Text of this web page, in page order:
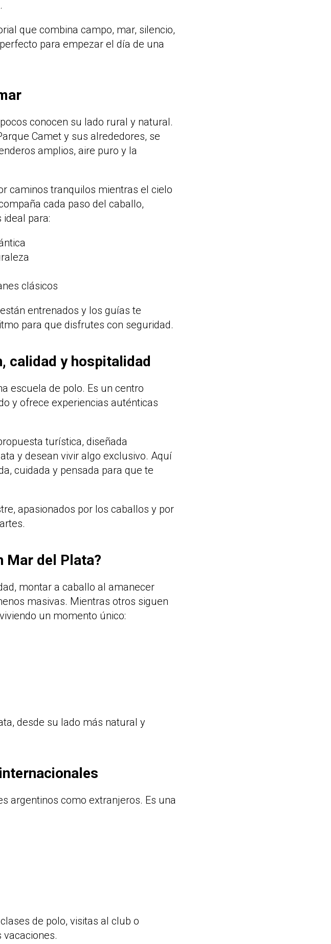
que combina campo, mar, silencio,
para empezar el día de una
conocen su lado rural y natural.
Camet y sus alrededores, se
amplios, aire puro y la
caminos tranquilos mientras el cielo
cada paso del caballo,
para:
clásicos
entrenados y los guías te
para que disfrutes con seguridad.
calidad y hospitalidad
escuela de polo. Es un centro
y ofrece experiencias auténticas
turística, diseñada
y desean vivir algo exclusivo. Aquí
cuidada y pensada para que te
apasionados por los caballos y por
Mar del Plata?
montar a caballo al amanecer
masivas. Mientras otros siguen
un momento único:
desde su lado más natural y
argentinos como extranjeros. Es una
de polo, visitas al club o